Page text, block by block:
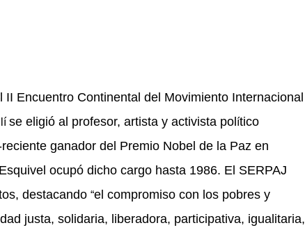
II Encuentro Continental del Movimiento Internacional
se eligió al profesor, artista y activista político
ganador del Premio Nobel de la Paz en
ocupó dicho cargo hasta 1986. El SERPAJ
destacando “el compromiso con los pobres y
justa, solidaria, liberadora, participativa, igualitaria,